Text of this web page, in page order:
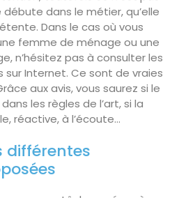
dans le métier, qu’elle
Dans le cas où vous
femme de ménage ou une
n’hésitez pas à consulter les
sur Internet. Ce sont de vraies
aux avis, vous saurez si le
les règles de l’art, si la
réactive, à l’écoute…
différentes